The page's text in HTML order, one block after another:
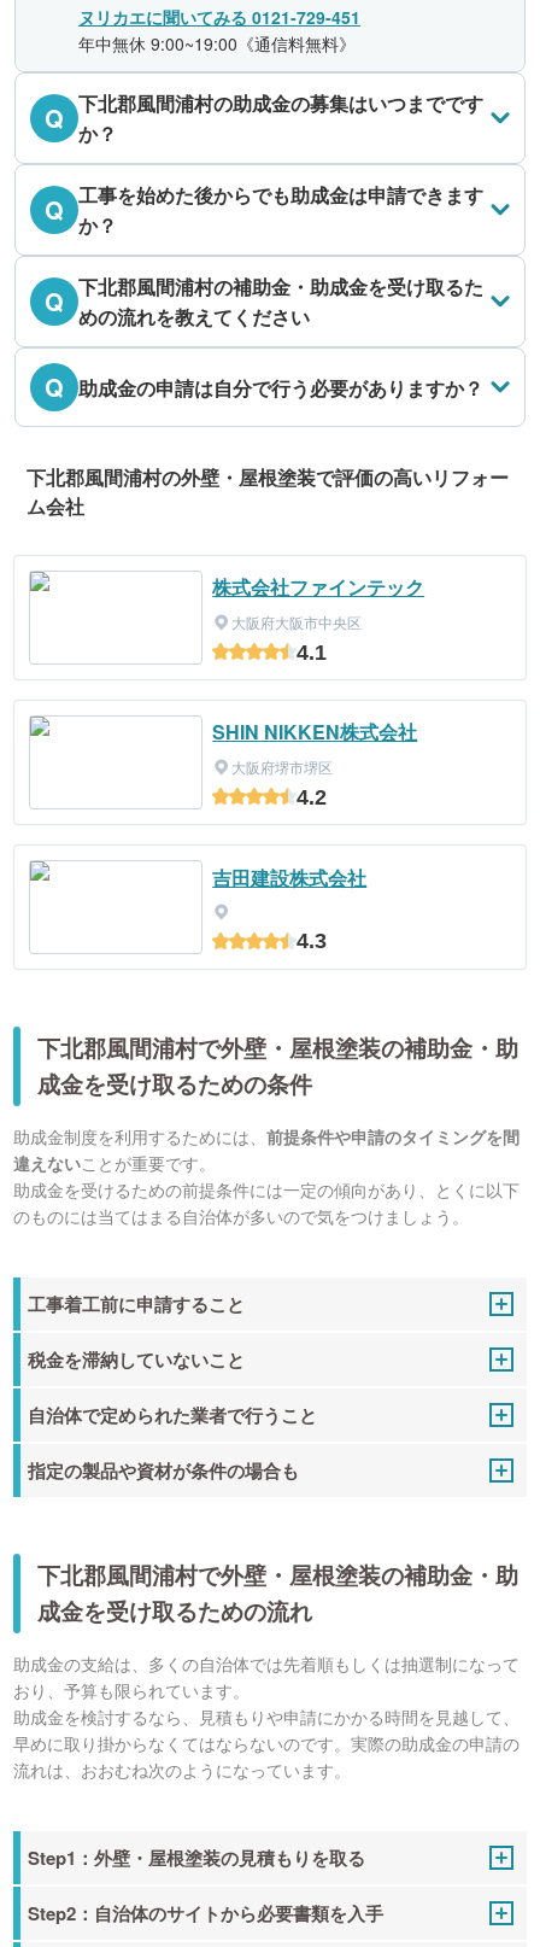
ヌリカエに聞いてみる 0121-729-451
年中無休 9:00~19:00《通信料無料》
Q 下北郡風間浦村の助成金の募集はいつまでです
か？
Q 工事を始めた後からでも助成金は申請できます
か？
Q 下北郡風間浦村の補助金・助成金を受け取るた
めの流れを教えてください
Q 助成金の申請は自分で行う必要がありますか？
下北郡風間浦村の外壁・屋根塗装で評価の高いリフォー
ム会社
株式会社ファインテック
大阪府大阪市中央区
4.1
SHIN NIKKEN株式会社
大阪府堺市堺区
4.2
吉田建設株式会社
4.3
下北郡風間浦村で外壁・屋根塗装の補助金・助
成金を受け取るための条件
助成金制度を利用するためには、前提条件や申請のタイミングを間
違えないことが重要です。
助成金を受けるための前提条件には一定の傾向があり、とくに以下
のものには当てはまる自治体が多いので気をつけましょう。
工事着工前に申請すること
税金を滞納していないこと
自治体で定められた業者で行うこと
指定の製品や資材が条件の場合も
下北郡風間浦村で外壁・屋根塗装の補助金・助
成金を受け取るための流れ
助成金の支給は、多くの自治体では先着順もしくは抽選制になって
おり、予算も限られています。
助成金を検討するなら、見積もりや申請にかかる時間を見越して、
早めに取り掛からなくてはならないのです。実際の助成金の申請の
流れは、おおむね次のようになっています。
Step1：外壁・屋根塗装の見積もりを取る
Step2：自治体のサイトから必要書類を入手